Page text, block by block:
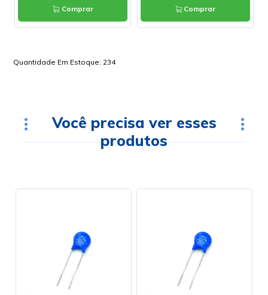
Comprar Comprar
Quantidade Em Estoque: 234
Você precisa ver esses
produtos